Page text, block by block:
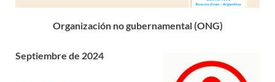
Organización no gubernamental (ONG)
Septiembre de 2024